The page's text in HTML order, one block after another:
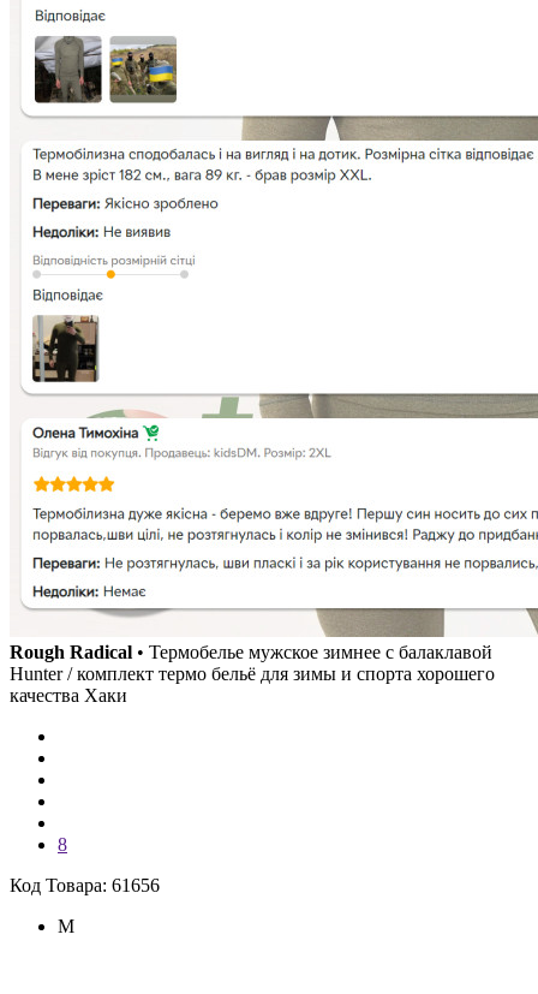
Rough Radical • Термобелье мужское зимнее с балаклавой
Hunter / комплект термо бельё для зимы и спорта хорошего
качества Хаки
8
Код Товара: 61656
M